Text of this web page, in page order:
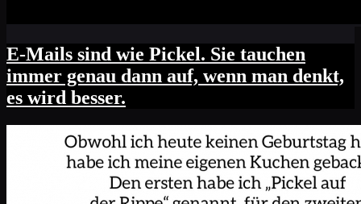
E-Mails sind wie Pickel. Sie tauchen
immer genau dann auf, wenn man denkt,
es wird besser.